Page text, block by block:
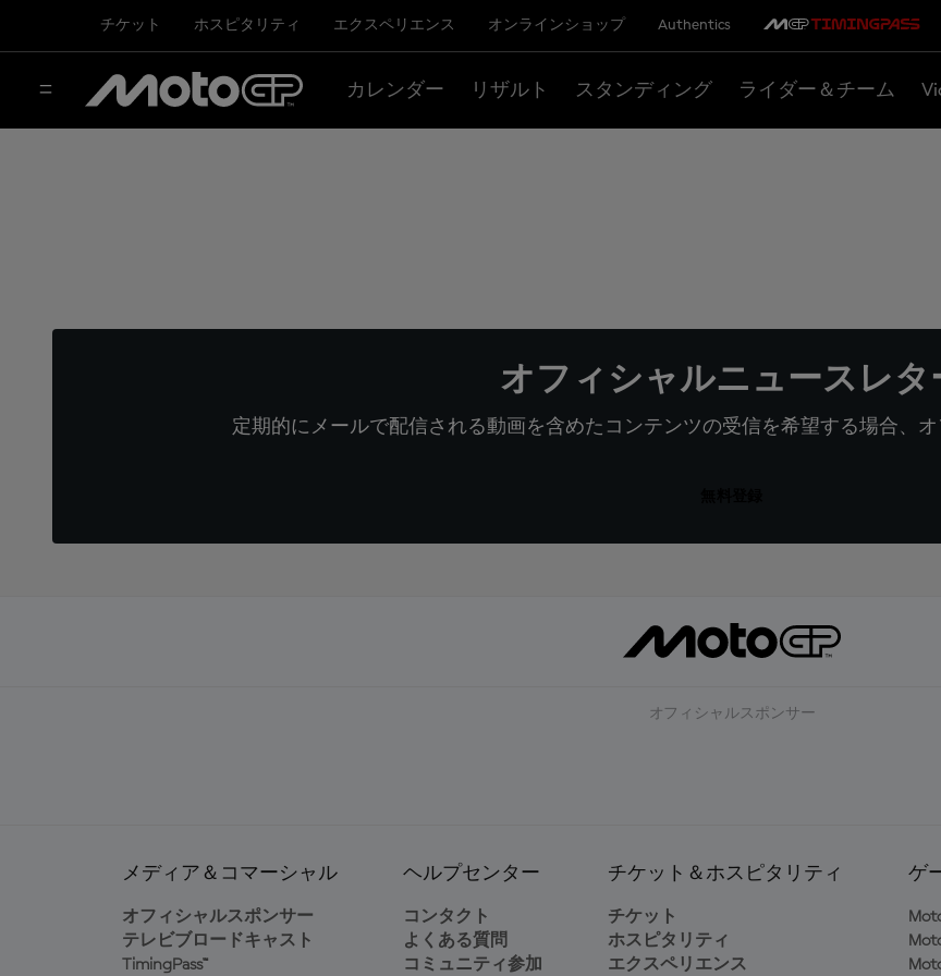
チケット ホスピタリティ エクスペリエンス オンラインショップ Authentics
カレンダー リザルト スタンディング ライダー＆チーム
オフィシャルニュースレタ
定期的にメールで配信される動画を含めたコンテンツの受信を希望する場合、
オフィシャルスポンサー
メディア＆コマーシャル
オフィシャルスポンサー
テレビブロードキャスト
TimingPass™
ヘルプセンター
コンタクト
よくある質問
コミュニティ参加
チケット＆ホスピタリティ
チケット
ホスピタリティ
エクスペリエンス
ゲ